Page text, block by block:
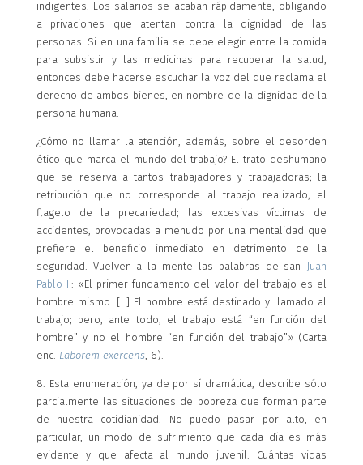
indigentes. Los salarios se acaban rápidamente, obligando
a privaciones que atentan contra la dignidad de las
personas. Si en una familia se debe elegir entre la comida
para subsistir y las medicinas para recuperar la salud,
entonces debe hacerse escuchar la voz del que reclama el
derecho de ambos bienes, en nombre de la dignidad de la
persona humana.
¿Cómo no llamar la atención, además, sobre el desorden
ético que marca el mundo del trabajo? El trato deshumano
que se reserva a tantos trabajadores y trabajadoras; la
retribución que no corresponde al trabajo realizado; el
flagelo de la precariedad; las excesivas víctimas de
accidentes, provocadas a menudo por una mentalidad que
prefiere el beneficio inmediato en detrimento de la
seguridad. Vuelven a la mente las palabras de san
Juan
Pablo II: «El primer fundamento del valor del trabajo es el
hombre mismo. […] El hombre está destinado y llamado al
trabajo; pero, ante todo, el trabajo está “en función del
hombre” y no el hombre “en función del trabajo”» (Carta
enc. Laborem exercens , 6).
8. Esta enumeración, ya de por sí dramática, describe sólo
parcialmente las situaciones de pobreza que forman parte
de nuestra cotidianidad. No puedo pasar por alto, en
particular, un modo de sufrimiento que cada día es más
evidente y que afecta al mundo juvenil. Cuántas vidas